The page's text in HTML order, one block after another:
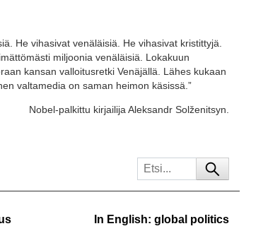
He vihasivat venäläisiä. He vihasivat kristittyjä.
miljoonia venäläisiä. Lokakuun
kansan valloitusretki Venäjällä. Lähes kukaan
valtamedia on saman heimon käsissä.”
Nobel-palkittu kirjailija Aleksandr Solženitsyn.
In English: global politics